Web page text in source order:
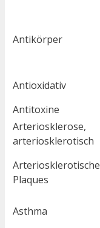
Antikörper
Antioxidativ
Antitoxine
Arteriosklerose,
arteriosklerotisch
Arteriosklerotische
Plaques
Asthma